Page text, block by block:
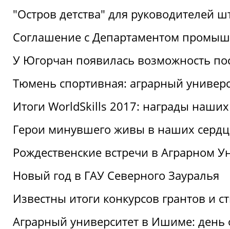
"Остров детства" для руководителей
Соглашение с Департаментом
У Югорчан появилась возможность
Тюмень спортивная: аграрный
Итоги WorldSkills 2017: награды наших
Герои минувшего живы в наших
Рождественские встречи в Аграрном
Новый год в ГАУ Северного Зауралья
Известны итоги конкурсов грантов и
Аграрный университет в Ишиме: день